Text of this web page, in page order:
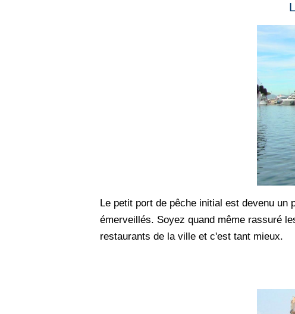
Le petit port de pêche initial est devenu
émerveillés. Soyez quand même rassuré
restaurants de la ville et c'est tant mieux.